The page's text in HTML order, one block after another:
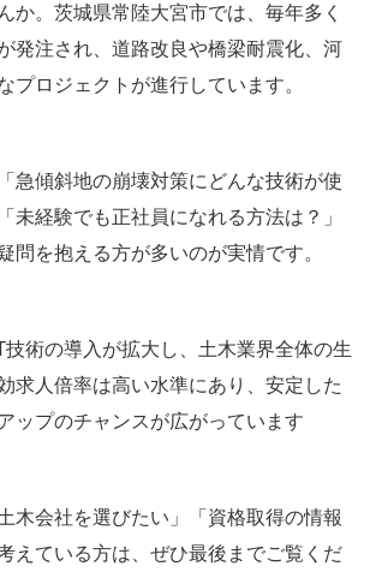
か。茨城県常陸大宮市では、毎年多く
発注され、道路改良や橋梁耐震化、河
プロジェクトが進行しています。
急傾斜地の崩壊対策にどんな技術が使
未経験でも正社員になれる方法は？」
問を抱える方が多いのが実情です。
技術の導入が拡大し、土木業界全体の生
求人倍率は高い水準にあり、安定した
ップのチャンスが広がっています
木会社を選びたい」「資格取得の情報
えている方は、ぜひ最後までご覧くだ